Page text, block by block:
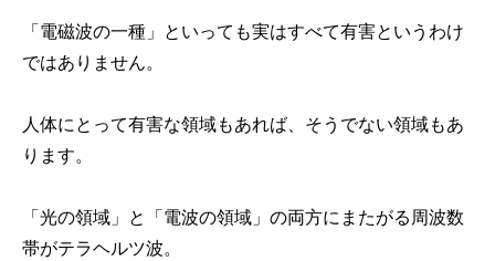
「電磁波の一種」といっても実はすべて有害というわけ
ではありません。
人体にとって有害な領域もあれば、そうでない領域もあ
ります。
「光の領域」と「電波の領域」の両方にまたがる周波数
帯がテラヘルツ波。